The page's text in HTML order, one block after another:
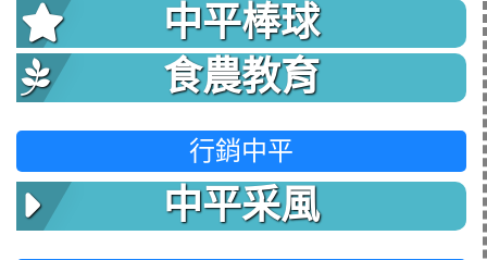
中平棒球
食農教育
行銷中平
中平采風